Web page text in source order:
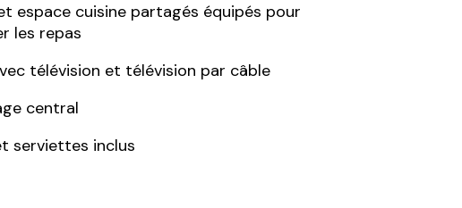
espace cuisine partagés équipés pour
les repas
télévision et télévision par câble
central
serviettes inclus